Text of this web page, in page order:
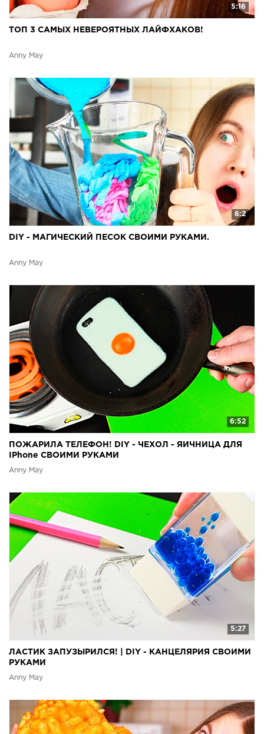
5:16
ТОП 3 САМЫХ НЕВЕРОЯТНЫХ ЛАЙФХАКОВ!
Anny May
6:2
DIY - МАГИЧЕСКИЙ ПЕСОК СВОИМИ РУКАМИ.
Anny May
6:52
ПОЖАРИЛА ТЕЛЕФОН! DIY - ЧЕХОЛ - ЯИЧНИЦА ДЛЯ
IPhone СВОИМИ РУКАМИ
Anny May
5:27
ЛАСТИК ЗАПУЗЫРИЛСЯ! | DIY - КАНЦЕЛЯРИЯ СВОИМИ
РУКАМИ
Anny May